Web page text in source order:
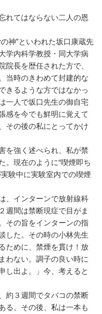
れてはならない二人の恩
神”といわれた坂口康蔵先
学内科学教授・同大学病
院長を歴任された方で、
当時のきわめて封建的な
きるような方ではなかっ
一人で坂口先生の御自宅
感を今でも鮮明に覚えて
その後の私にとってかけ
を強く述べられ、私が禁
。現在のように“喫煙即ち
験中に実験室内での喫煙
、インターンで放射線科
週間は禁断現症で目がま
その旨をインターンの指
した。その時の小林先生
ために、禁煙を貫け！放
わない。調子の良い時に
し出よ。」今、考えると
約３週間でタバコの禁断
る。その後、私は一本も